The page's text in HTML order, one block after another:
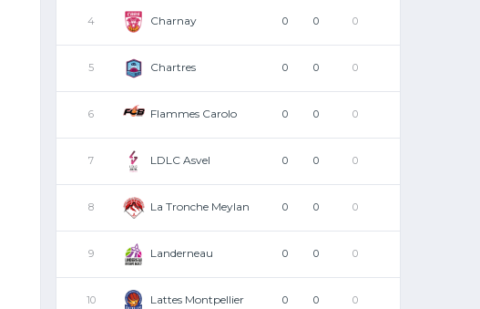
4 Charnay 0 0 0
5 Chartres 0 0 0
6 Flammes Carolo 0 0 0
7 LDLC Asvel 0 0 0
8 La Tronche Meylan 0 0 0
9 Landerneau 0 0 0
10 Lattes Montpellier 0 0 0